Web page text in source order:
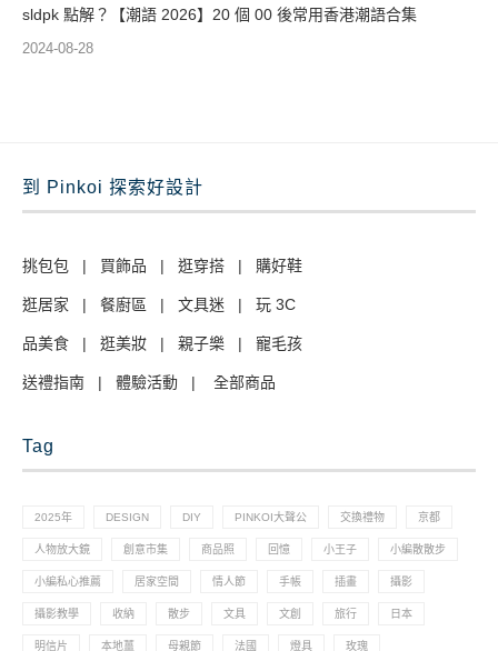
sldpk 點解？【潮語 2026】20 個 00 後常用香港潮語合集
2024-08-28
到 Pinkoi 探索好設計
挑包包 | 買飾品 | 逛穿搭 | 購好鞋
逛居家 | 餐廚區 | 文具迷 | 玩 3C
品美食 | 逛美妝 | 親子樂 | 寵毛孩
送禮指南 | 體驗活動 | 全部商品
Tag
2025年 DESIGN DIY PINKOI大聲公 交換禮物 京都
人物放大鏡 創意市集 商品照 回憶 小王子 小編散散步
小編私心推薦 居家空間 情人節 手帳 插畫 攝影
攝影教學 收納 散步 文具 文創 旅行 日本
明信片 本地薑 母親節 法國 燈具 玫瑰